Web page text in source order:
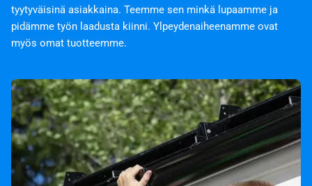
tyytyväisinä asiakkaina. Teemme sen minkä lupaamme ja
pidämme työn laadusta kiinni. Ylpeydenaiheenamme ovat
myös omat tuotteemme.